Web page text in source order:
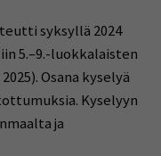
syksyllä 2024
5.–9.-luokkalaisten
Osana kyselyä
Kyselyyn
ja